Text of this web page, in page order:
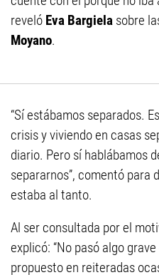
reveló Eva Bargiela sobre
Moyano.
“Sí estábamos separados.
crisis y viviendo en casas
diario. Pero sí hablábamos
separarnos”, comentó para
estaba al tanto.
Al ser consultada por el
explicó: “No pasó algo
propuesto en reiteradas